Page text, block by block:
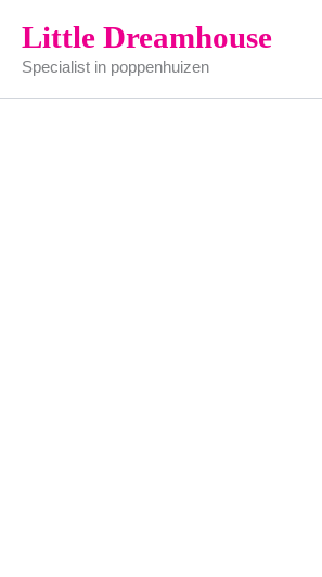
naar
inhoud
Little Dreamhouse
Specialist in poppenhuizen
aantal